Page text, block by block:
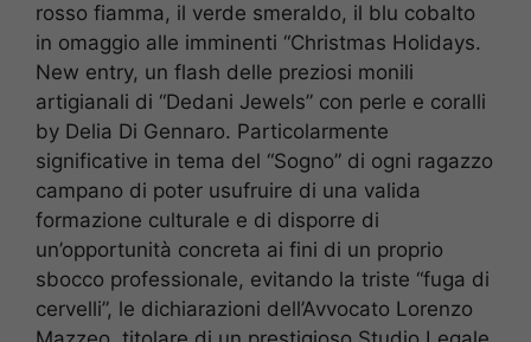
rosso fiamma, il verde smeraldo, il blu cobalto
in omaggio alle imminenti “Christmas Holidays.
New entry, un flash delle preziosi monili
artigianali di “Dedani Jewels” con perle e coralli
by Delia Di Gennaro. Particolarmente
significative in tema del “Sogno” di ogni ragazzo
campano di poter usufruire di una valida
formazione culturale e di disporre di
un’opportunità concreta ai fini di un proprio
sbocco professionale, evitando la triste “fuga di
cervelli”, le dichiarazioni dell’Avvocato Lorenzo